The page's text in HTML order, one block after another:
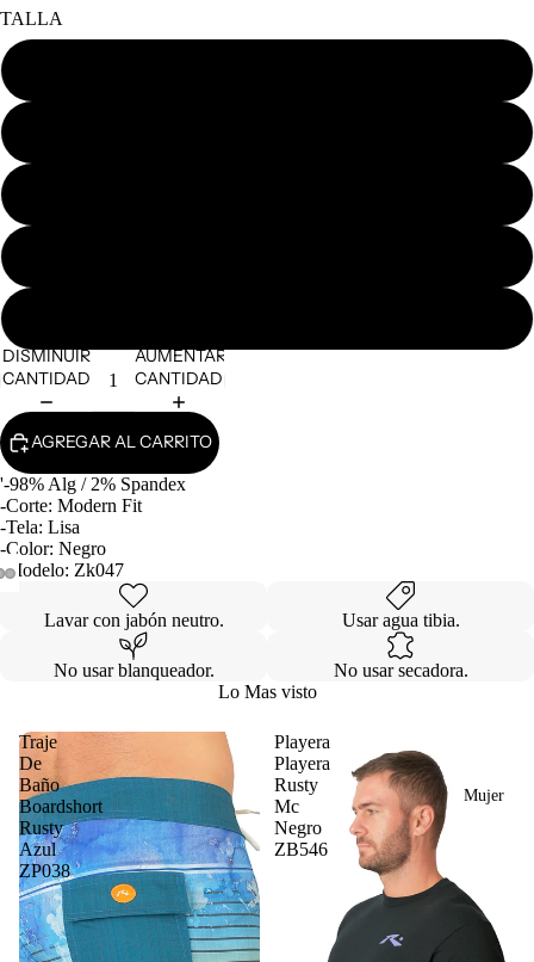
Mujer
TALLA
DISMINUIR
CANTIDAD
AUMENTAR
CANTIDAD
AGREGAR AL CARRITO
'-98% Alg / 2% Spandex
-Corte: Modern Fit
-Tela: Lisa
-Color: Negro
-Modelo: Zk047
Lavar con jabón neutro. Usar agua tibia.
No usar blanqueador.
No usar secadora.
Lo Mas visto
Traje
De
Baño
Boardshort
Rusty
Azul
ZP038
Playera
Playera
Rusty
Mc
Negro
ZB546